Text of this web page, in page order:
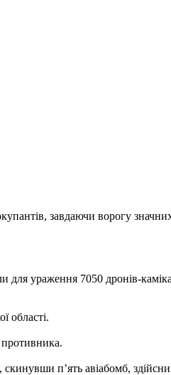
завдаючи ворогу
для ураження 7050 дронів-
області.
п’ять авіабомб,